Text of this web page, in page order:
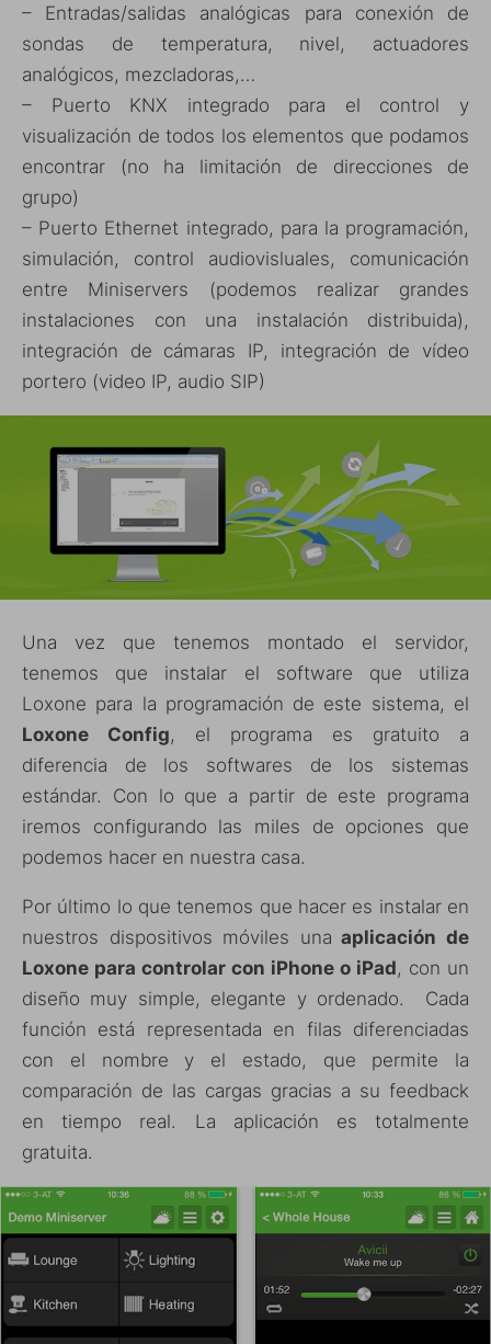
– Entradas/salidas analógicas para conexión de
sondas de temperatura, nivel, actuadores
analógicos, mezcladoras,…
– Puerto KNX integrado para el control y
visualización de todos los elementos que podamos
encontrar (no ha limitación de direcciones de
grupo)
– Puerto Ethernet integrado, para la programación,
simulación, control audiovisluales, comunicación
entre Miniservers (podemos realizar grandes
instalaciones con una instalación distribuida),
integración de cámaras IP, integración de vídeo
portero (video IP, audio SIP)
Una vez que tenemos montado el servidor,
tenemos que instalar el software que utiliza
Loxone para la programación de este sistema, el
Loxone Config, el programa es gratuito a
diferencia de los softwares de los sistemas
estándar. Con lo que a partir de este programa
iremos configurando las miles de opciones que
podemos hacer en nuestra casa.
Por último lo que tenemos que hacer es instalar en
nuestros dispositivos móviles una aplicación de
Loxone para controlar con iPhone o iPad, con un
diseño muy simple, elegante y ordenado. Cada
función está representada en filas diferenciadas
con el nombre y el estado, que permite la
comparación de las cargas gracias a su feedback
en tiempo real. La aplicación es totalmente
gratuita.